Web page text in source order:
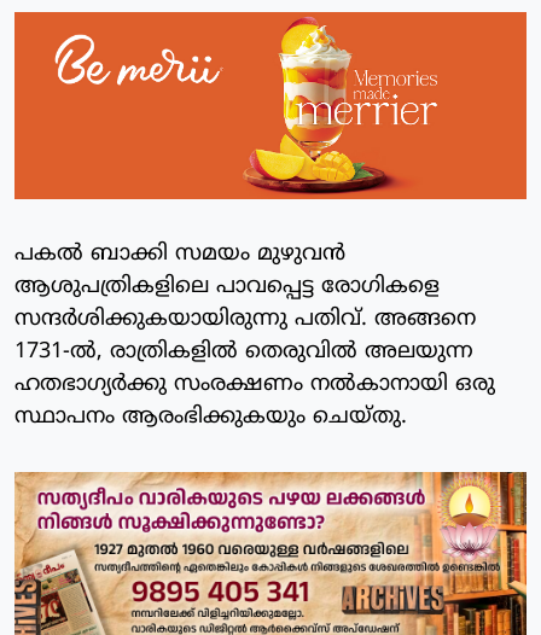
പകല്‍ ബാക്കി സമയം മുഴുവന്‍
ആശുപത്രികളിലെ പാവപ്പെട്ട രോഗികളെ
സന്ദര്‍ശിക്കുകയായിരുന്നു പതിവ്. അങ്ങനെ
1731-ല്‍, രാത്രികളില്‍ തെരുവില്‍ അലയുന്ന
ഹതഭാഗ്യര്‍ക്കു സംരക്ഷണം നല്‍കാനായി ഒരു
സ്ഥാപനം ആരംഭിക്കുകയും ചെയ്തു.